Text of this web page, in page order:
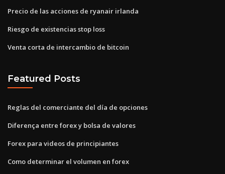
Precio de las acciones de ryanair irlanda
Riesgo de existencias stop loss
Venta corta de intercambio de bitcoin
Featured Posts
Reglas del comerciante del día de opciones
Diferença entre forex y bolsa de valores
Forex para videos de principiantes
Como determinar el volumen en forex